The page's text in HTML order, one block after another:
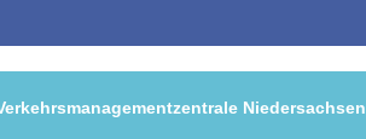
Niedersachsen